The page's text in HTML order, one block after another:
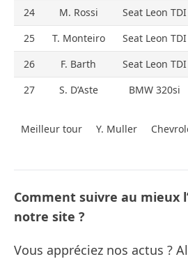
24
M. Rossi Seat Leon TDI
25
T. Monteiro Seat Leon TDI
26
F. Barth Seat Leon TDI
27
S. D’Aste BMW 320si
Meilleur tour Y. Muller
Comment suivre au mieux
notre site ?
Vous appréciez nos actus ?